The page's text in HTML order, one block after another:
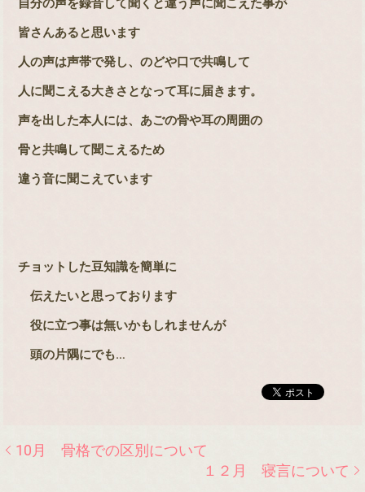
自分の声を録音して聞くと違う声に聞こえた事が
皆さんあると思います
人の声は声帯で発し、のどや口で共鳴して
人に聞こえる大きさとなって耳に届きます。
声を出した本人には、あごの骨や耳の周囲の
骨と共鳴して聞こえるため
違う音に聞こえています
チョットした豆知識を簡単に
伝えたいと思っております
役に立つ事は無いかもしれませんが
頭の片隅にでも…
10月 骨格での区別について
１２月 寝言について